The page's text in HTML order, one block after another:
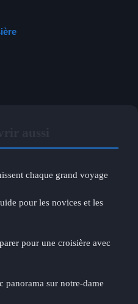
chaque grand voyage
pour les novices et les
pour une croisière avec
panorama sur notre-dame